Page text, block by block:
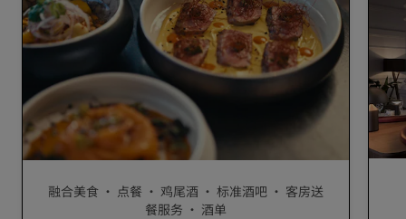
融合美食 · 点餐 · 鸡尾酒 · 标准酒吧 · 客房送
餐服务 · 酒单